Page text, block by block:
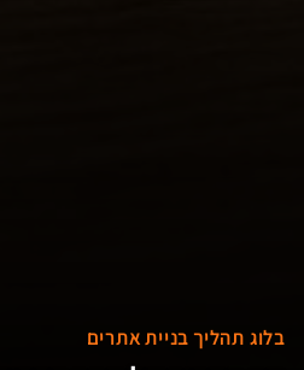
בלוג תהליך בניית אתרים